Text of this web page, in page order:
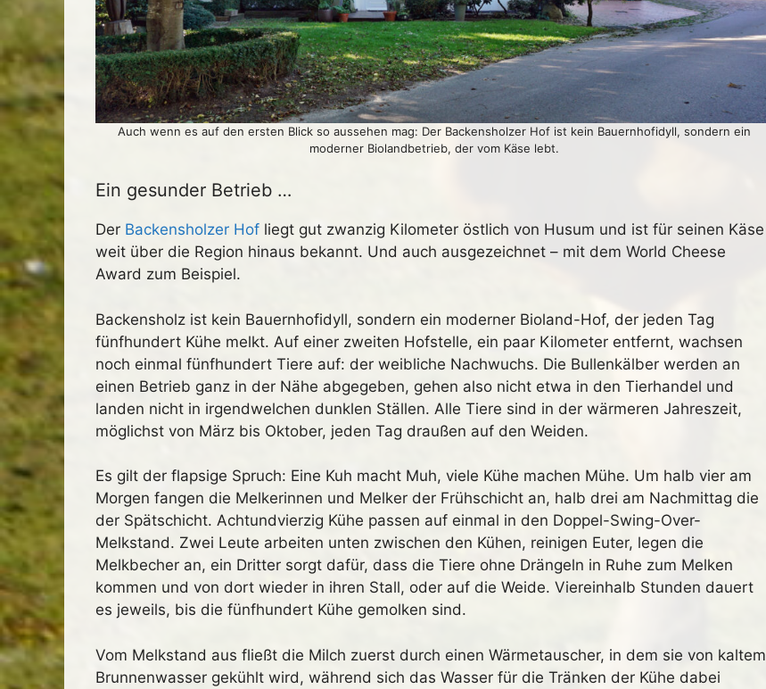
Auch wenn es auf den ersten Blick so aussehen mag: Der Backensholzer Hof ist kein Bauernhofidyll, sondern ein
moderner Biolandbetrieb, der vom Käse lebt.
Ein gesunder Betrieb …
Der Backensholzer Hof liegt gut zwanzig Kilometer östlich von Husum und ist für seinen Käse
weit über die Region hinaus bekannt. Und auch ausgezeichnet – mit dem World Cheese
Award zum Beispiel.
Backensholz ist kein Bauernhofidyll, sondern ein moderner Bioland-Hof, der jeden Tag
fünfhundert Kühe melkt. Auf einer zweiten Hofstelle, ein paar Kilometer entfernt, wachsen
noch einmal fünfhundert Tiere auf: der weibliche Nachwuchs. Die Bullenkälber werden an
einen Betrieb ganz in der Nähe abgegeben, gehen also nicht etwa in den Tierhandel und
landen nicht in irgendwelchen dunklen Ställen. Alle Tiere sind in der wärmeren Jahreszeit,
möglichst von März bis Oktober, jeden Tag draußen auf den Weiden.
Es gilt der flapsige Spruch: Eine Kuh macht Muh, viele Kühe machen Mühe. Um halb vier am
Morgen fangen die Melkerinnen und Melker der Frühschicht an, halb drei am Nachmittag die
der Spätschicht. Achtundvierzig Kühe passen auf einmal in den Doppel-Swing-Over-
Melkstand. Zwei Leute arbeiten unten zwischen den Kühen, reinigen Euter, legen die
Melkbecher an, ein Dritter sorgt dafür, dass die Tiere ohne Drängeln in Ruhe zum Melken
kommen und von dort wieder in ihren Stall, oder auf die Weide. Viereinhalb Stunden dauert
es jeweils, bis die fünfhundert Kühe gemolken sind.
Vom Melkstand aus fließt die Milch zuerst durch einen Wärmetauscher, in dem sie von kaltem
Brunnenwasser gekühlt wird, während sich das Wasser für die Tränken der Kühe dabei